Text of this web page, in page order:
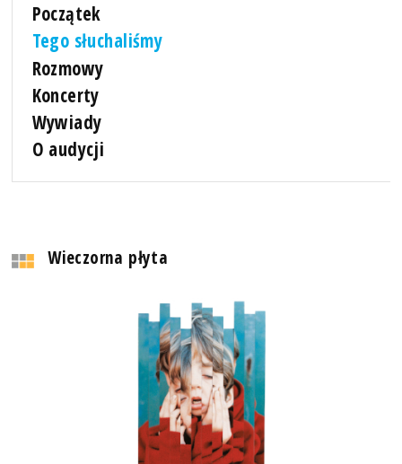
Początek
Tego słuchaliśmy
Rozmowy
Koncerty
Wywiady
O audycji
Wieczorna płyta